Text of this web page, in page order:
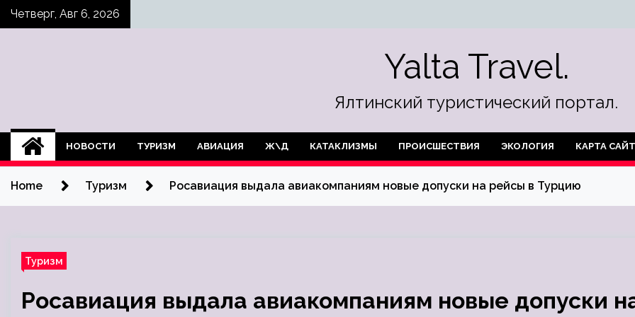
SkipЧетверг, Авг 6, 2026
Yalta Travel.
Ялтинский туристический портал.
НОВОСТИ ТУРИЗМ АВИАЦИЯ Ж\Д КАТАКЛИЗМЫ ПРОИСШЕСТВИЯ ЭКОЛОГИЯ КАРТА
Home Туризм Росавиация выдала авиакомпаниям новые допуски на рейсы в Турцию
Туризм
Росавиация выдала авиакомпаниям новые допуски